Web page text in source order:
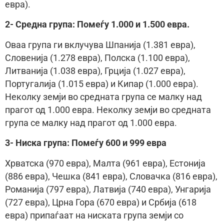
евра).
2- Средна група: Помеѓу 1.000 и 1.500 евра.
Оваа група ги вклучува Шпанија (1.381 евра),
Словенија (1.278 евра), Полска (1.100 евра),
Литванија (1.038 евра), Грција (1.027 евра),
Португалија (1.015 евра) и Кипар (1.000 евра).
Неколку земји во средната група се малку над
прагот од 1.000 евра. Неколку земји во средната
група се малку над прагот од 1.000 евра.
3- Ниска група: Помеѓу 600 и 999 евра
Хрватска (970 евра), Малта (961 евра), Естонија
(886 евра), Чешка (841 евра), Словачка (816 евра),
Романија (797 евра), Латвија (740 евра), Унгарија
(727 евра), Црна Гора (670 евра) и Србија (618
евра) припаѓаат на ниската група земји со